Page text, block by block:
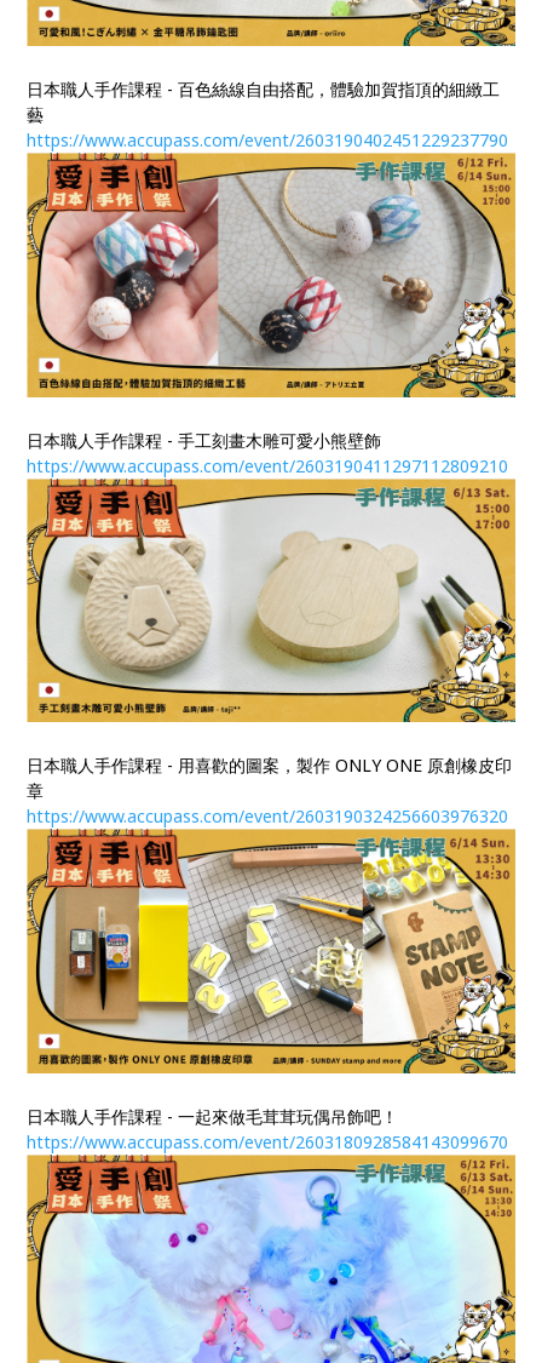
日本職人手作課程 - 百色絲線自由搭配，體驗加賀指頂的細緻工
藝
https://www.accupass.com/event/2603190402451229237790​
日本職人手作課程 - 手工刻畫木雕可愛小熊壁飾
https://www.accupass.com/event/2603190411297112809210
日本職人手作課程 - 用喜歡的圖案，製作 ONLY ONE 原創橡皮印
章
https://www.accupass.com/event/2603190324256603976320
日本職人手作課程 - 一起來做毛茸茸玩偶吊飾吧！
https://www.accupass.com/event/2603180928584143099670